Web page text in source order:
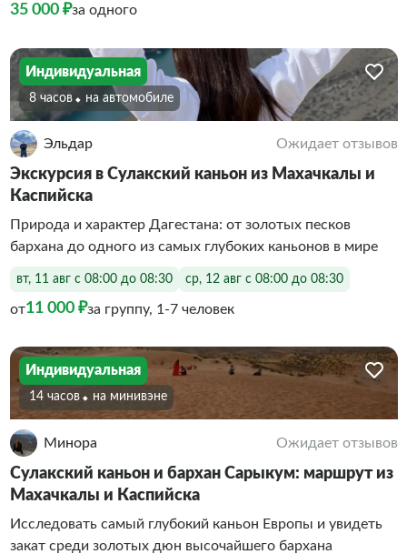
35 000 ₽за одного
Индивидуальная
8 часов На автомобиле
Эльдар Ожидает отзывов
Экскурсия в Сулакский каньон из Махачкалы и
Каспийска
Природа и характер Дагестана: от золотых песков
бархана до одного из самых глубоких каньонов в мире
вт, 11 авг с 08:00 до 08:30 ср, 12 авг с 08:00 до 08:30
от11 000 ₽за группу, 1-7 человек
Индивидуальная
14 часов На минивэне
Минора Ожидает отзывов
Сулакский каньон и бархан Сарыкум: маршрут из
Махачкалы и Каспийска
Исследовать самый глубокий каньон Европы и увидеть
закат среди золотых дюн высочайшего бархана